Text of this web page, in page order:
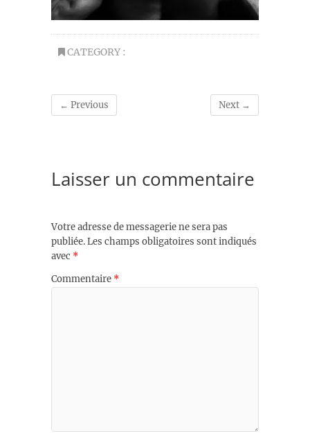
CATEGORY :
← Previous Next →
Laisser un commentaire
Votre adresse de messagerie ne sera pas
publiée.Les champs obligatoires sont indiqués
avec *
Commentaire *